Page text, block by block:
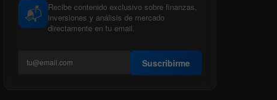
📬
Recibe contenido exclusivo sobre finanzas,
inversiones y análisis de mercado
directamente en tu email.
Suscribirme